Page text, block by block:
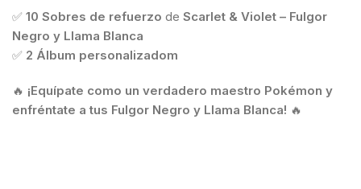
✅ 10 Sobres de refuerzo de Scarlet & Violet – Fulgor
Negro y Llama Blanca
✅ 2 Álbum personalizadom
🔥 ¡Equípate como un verdadero maestro Pokémon y
enfréntate a tus Fulgor Negro y Llama Blanca! 🔥